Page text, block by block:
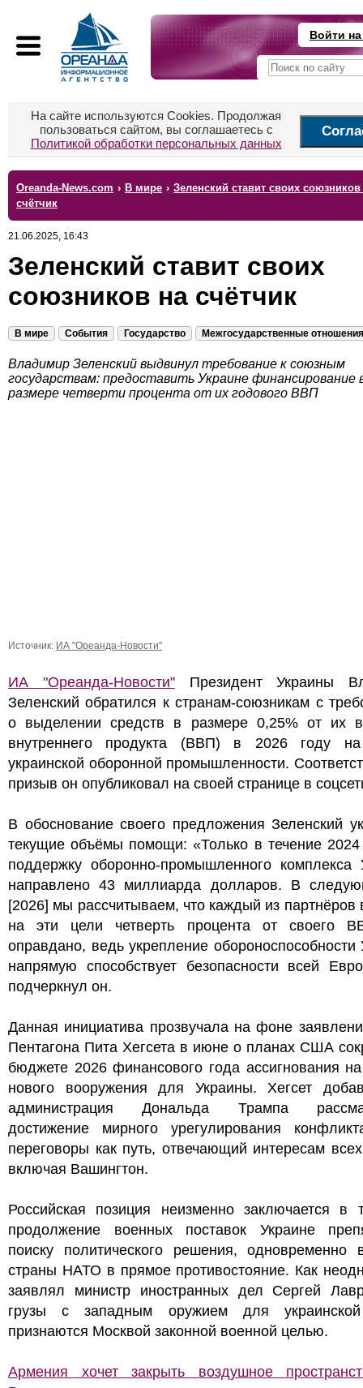
Войти
На сайте используются Cookies. Продолжая
пользоваться сайтом, вы соглашаетесь с
Политикой обработки персональных данных
Oreanda-News.com › В мире › Зеленский ставит своих союзников
счётчик
21.06.2025, 16:43
Зеленский ставит своих
союзников на счётчик
В мире События Государство Межгосударственные отношения
Владимир Зеленский выдвинул требование к союзным
государствам: предоставить Украине финансирование
размере четверти процента от их годового ВВП
Источник: ИА "Ореанда-Новости"
ИА "Ореанда-Новости"Президент Украины
Зеленский обратился к странам-союзникам с
о выделении средств в размере 0,25% от их
внутреннего продукта (ВВП) в 2026 году
украинской оборонной промышленности.
призыв он опубликовал на своей странице в
В обоснование своего предложения Зеленский
текущие объёмы помощи: «Только в течение 2024
поддержку оборонно-промышленного комплекса
направлено 43 миллиарда долларов. В
[2026] мы рассчитываем, что каждый из партнёров
на эти цели четверть процента от своего
оправдано, ведь укрепление обороноспособности
напрямую способствует безопасности всей
подчеркнул он.
Данная инициатива прозвучала на фоне
Пентагона Пита Хегсета в июне о планах США
бюджете 2026 финансового года ассигнования на
нового вооружения для Украины. Хегсет
администрация Дональда Трампа
достижение мирного урегулирования
переговоры как путь, отвечающий интересам
включая Вашингтон.
Российская позиция неизменно заключается в
продолжение военных поставок Украине
поиску политического решения, одновременно
страны НАТО в прямое противостояние. Как
заявлял министр иностранных дел Сергей
грузы с западным оружием для
признаются Москвой законной военной целью.
Армения хочет закрыть воздушное